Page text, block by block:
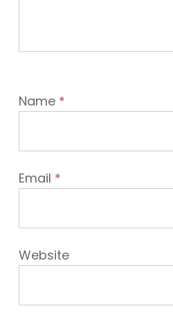
Name *
Email *
Website